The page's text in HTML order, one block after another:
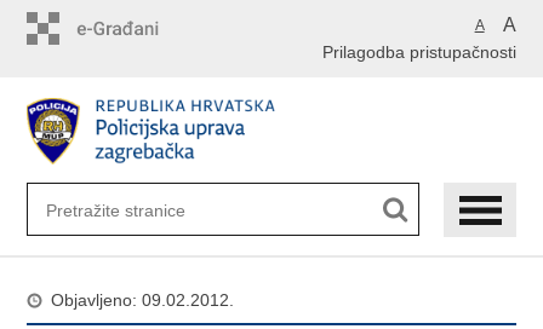
A A
Prilagodba pristupačnosti
Objavljeno: 09.02.2012.